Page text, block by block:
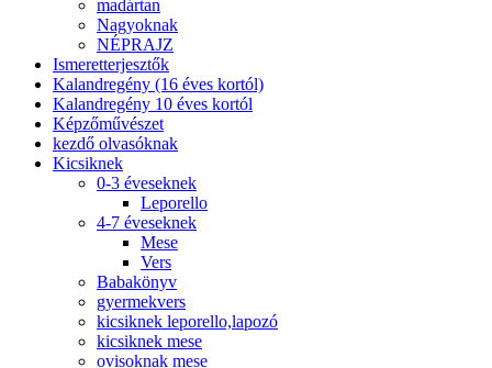
madártan
Nagyoknak
NÉPRAJZ
Ismeretterjesztők
Kalandregény (16 éves kortól)
Kalandregény 10 éves kortól
Képzőművészet
kezdő olvasóknak
Kicsiknek
0-3 éveseknek
Leporello
4-7 éveseknek
Mese
Vers
Babakönyv
gyermekvers
kicsiknek leporello,lapozó
kicsiknek mese
ovisoknak mese